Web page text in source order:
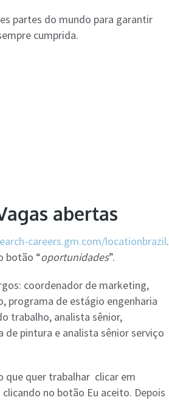
partes do mundo para garantir
cumprida.
abertas
careers.gm.com/locationbrazil.
botão “oportunidades”.
coordenador de marketing,
programa de estágio engenharia
trabalho, analista sênior,
pintura e analista sênior serviço
que quer trabalhar clicar em
no botão Eu aceito. Depois